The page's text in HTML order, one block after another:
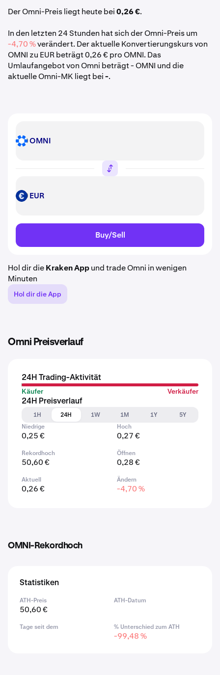
Der Omni-Preis liegt heute bei0,26 €.
In den letzten 24 Stunden hat sich der Omni-Preis um
-4,70 %verändert. Der aktuelle Konvertierungskurs von
OMNI zu EUR beträgt 0,26 € pro OMNI. Das
Umlaufangebot von Omni beträgt - OMNI und die
aktuelle Omni-MK liegt bei-.
OMNI OMNI
EUR EUR
Buy/Sell
Hol dir dieKraken Appund trade Omni in wenigen
Minuten
Hol dir die App
Omni Preisverlauf
24H Trading-Aktivität
Käufer Verkäufer
24H Preisverlauf
1H
24H 1W 1M 1Y
5Y
Niedrige
0,25 €
Hoch
0,27 €
Rekordhoch
50,60 €
Öffnen
0,28 €
Aktuell
0,26 €
Ändern
-4,70 %
OMNI-Rekordhoch
Statistiken
ATH-Preis
50,60 €
ATH-Datum
Tage seit dem % Unterschied zum ATH
-99,48 %